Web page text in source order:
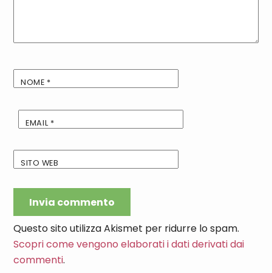
NOME *
EMAIL *
SITO WEB
Questo sito utilizza Akismet per ridurre lo spam.
Scopri come vengono elaborati i dati derivati dai
commenti.